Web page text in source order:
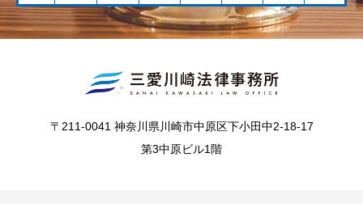
〒211-0041 神奈川県川崎市中原区下小田中2-18-17
第3中原ビル1階